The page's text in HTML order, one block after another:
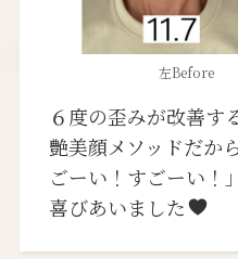
左
６度の歪みが改善す
艶美顔メソッドだか
ごーい！すごーい！
喜びあいました